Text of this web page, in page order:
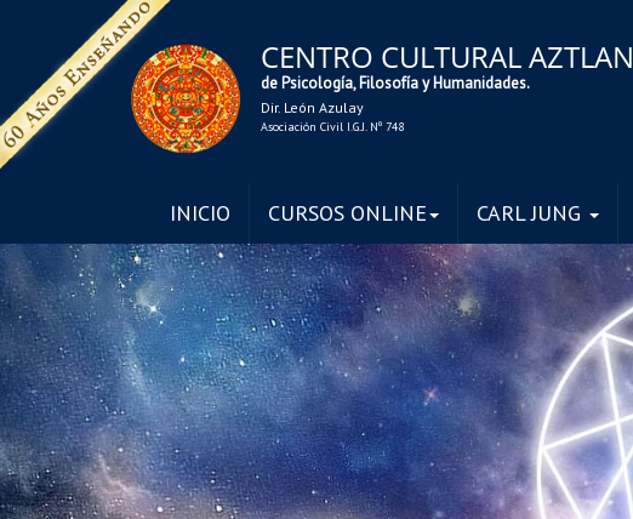
CENTRO CULTURAL AZTLAN
de Psicología, Filosofía y Humanidades.
Dir. León Azulay
Asociación Civil I.G.J. Nº 748
INICIO CURSOS ONLINE CARL JUNG